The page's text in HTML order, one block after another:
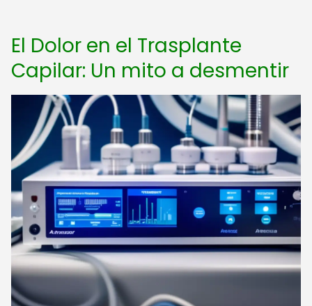
El Dolor en el Trasplante
Capilar: Un mito a desmentir